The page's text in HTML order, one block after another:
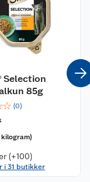
Selection
85g
☆ (0)
kilogram)
(+100)
i 31 butikker